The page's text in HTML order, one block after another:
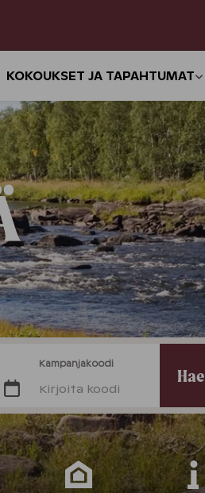
KOKOUKSET JA TAPAHTUMAT
Kampanjakoodi
Kirjoita koodi
Hae